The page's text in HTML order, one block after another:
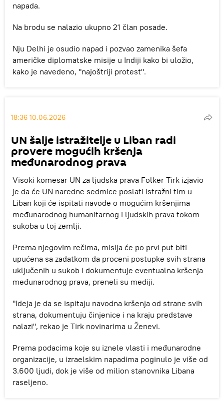
napada.
Na brodu se nalazio ukupno 21 član posade.
Nju Delhi je osudio napad i pozvao zamenika šefa
američke diplomatske misije u Indiji kako bi uložio,
kako je navedeno, "najoštriji protest".
18:36 10.06.2026
UN šalje istražitelje u Liban radi
provere mogućih kršenja
međunarodnog prava
Visoki komesar UN za ljudska prava Folker Tirk izjavio
je da će UN naredne sedmice poslati istražni tim u
Liban koji će ispitati navode o mogućim kršenjima
međunarodnog humanitarnog i ljudskih prava tokom
sukoba u toj zemlji.
Prema njegovim rečima, misija će po prvi put biti
upućena sa zadatkom da proceni postupke svih strana
uključenih u sukob i dokumentuje eventualna kršenja
međunarodnog prava, preneli su mediji.
"Ideja je da se ispitaju navodna kršenja od strane svih
strana, dokumentuju činjenice i na kraju predstave
nalazi", rekao je Tirk novinarima u Ženevi.
Prema podacima koje su iznele vlasti i međunarodne
organizacije, u izraelskim napadima poginulo je više od
3.600 ljudi, dok je više od milion stanovnika Libana
raseljeno.